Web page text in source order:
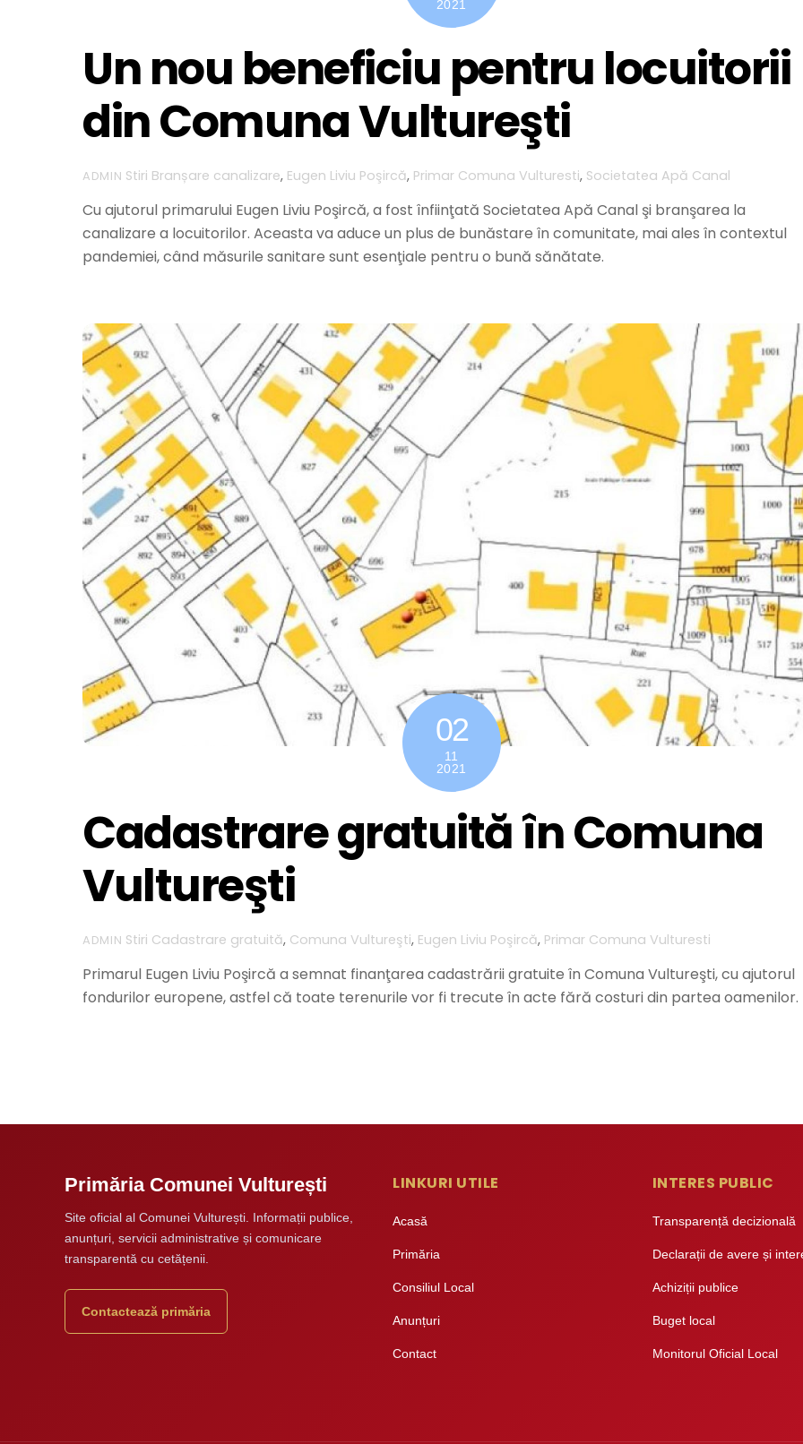
2021
Un nou beneficiu pentru locuitorii
din Comuna Vultureşti
ADMIN Stiri Branșare canalizare, Eugen Liviu Poşircă, Primar Comuna Vulturesti, Societatea Apă Canal
Cu ajutorul primarului Eugen Liviu Poşircă, a fost înfiinţată Societatea Apă Canal şi branşarea la
canalizare a locuitorilor. Aceasta va aduce un plus de bunăstare în comunitate, mai ales în contextul
pandemiei, când măsurile sanitare sunt esenţiale pentru o bună sănătate.
02
11
2021
Cadastrare gratuită în Comuna
Vultureşti
ADMIN Stiri Cadastrare gratuită, Comuna Vultureşti, Eugen Liviu Poşircă, Primar Comuna Vulturesti
Primarul Eugen Liviu Poşircă a semnat finanţarea cadastrării gratuite în Comuna Vultureşti, cu ajutorul
fondurilor europene, astfel că toate terenurile vor fi trecute în acte fără costuri din partea oamenilor.
Primăria Comunei Vulturești
Site oficial al Comunei Vulturești. Informații publice,
anunțuri, servicii administrative și comunicare
transparentă cu cetățenii.
Contactează primăria
LINKURI UTILE
Acasă
Primăria
Consiliul Local
Anunțuri
Contact
INTERES PUBLIC
Transparență decizională
Declarații de avere și
Achiziții publice
Buget local
Monitorul Oficial Local